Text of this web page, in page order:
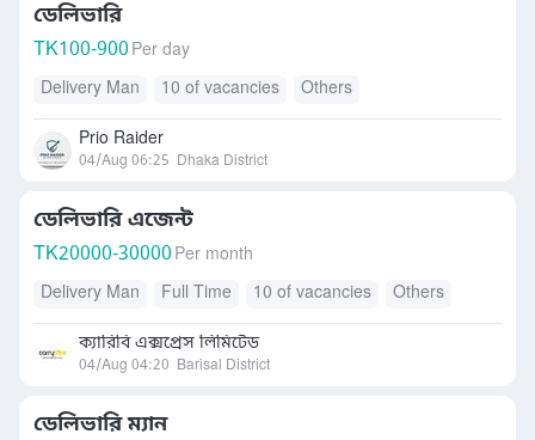
ডেলিভারি
TK100-900 Per day
Delivery Man
10 of vacancies Others
Prio Raider
04/Aug 06:25 Dhaka District
ডেলিভারি এজেন্ট
TK20000-30000 Per month
Delivery Man
Full Time 10 of vacancies Others
ক্যারিবি এক্সপ্রেস লিমিটেড
04/Aug 04:20 Barisal District
ডেলিভারি ম্যান